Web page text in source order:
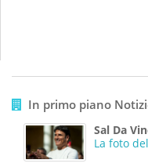
In primo piano
Sal Da
La foto